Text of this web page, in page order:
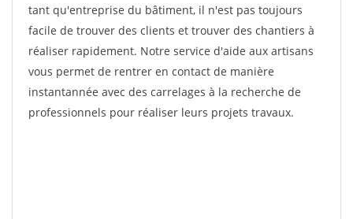
tant qu'entreprise du bâtiment, il n'est pas toujours
facile de trouver des clients et trouver des chantiers à
réaliser rapidement. Notre service d'aide aux artisans
vous permet de rentrer en contact de manière
instantannée avec des carrelages à la recherche de
professionnels pour réaliser leurs projets travaux.